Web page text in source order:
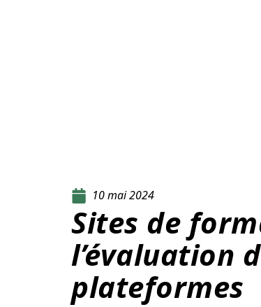
10 mai 2024
Sites de
l’évaluation
plateformes